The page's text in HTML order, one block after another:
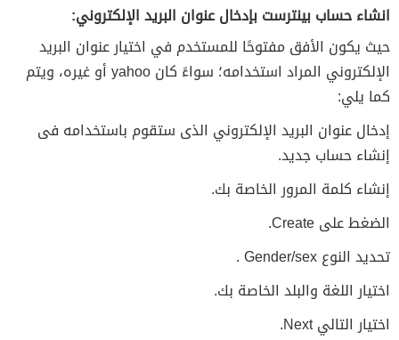
انشاء حساب بينترست بإدخال عنوان البريد الإلكتروني:
حيث يكون الأفق مفتوحًا للمستخدم في اختيار عنوان البريد
الإلكتروني المراد استخدامه؛ سواءً كان yahoo أو غيره، ويتم
كما يلي:
إدخال عنوان البريد الإلكتروني الذى ستقوم باستخدامه فى
إنشاء حساب جديد.
إنشاء كلمة المرور الخاصة بك.
الضغط على Create.
تحديد النوع Gender/sex .
اختيار اللغة والبلد الخاصة بك.
اختيار التالي Next.